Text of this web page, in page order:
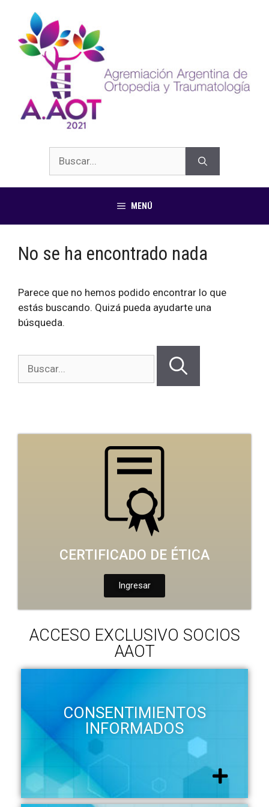
MENÚ
No se ha encontrado nada
Parece que no hemos podido encontrar lo que
estás buscando. Quizá pueda ayudarte una
búsqueda.
CERTIFICADO DE ÉTICA
Ingresar
ACCESO EXCLUSIVO SOCIOS
AAOT
CONSENTIMIENTOS
INFORMADOS